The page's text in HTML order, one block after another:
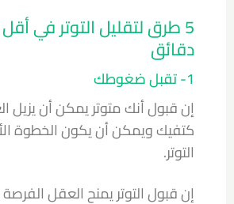
دقائق
1- تقبل ضغوطك
إن قبول أنك متوتر يمكن أن يزيل
كتفيك ويمكن أن يكون الخطوة
التوتر.
إن قبول التوتر يمنح العقل